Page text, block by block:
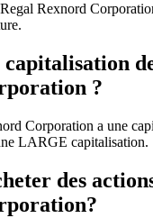
Rexnord
capitalisation
?
Corporation a une
LARGE capitalisation.
des